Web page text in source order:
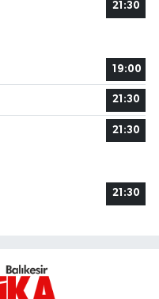
21:30
19:00
21:30
21:30
21:30